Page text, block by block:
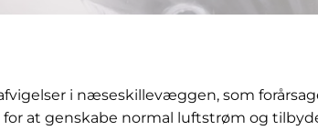
i næseskillevæggen, som
at genskabe normal luftstrøm og